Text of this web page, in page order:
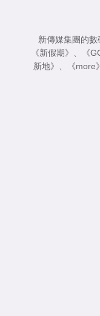
新傳媒集團的
《新假期》 、 《
新地》 、 《more》